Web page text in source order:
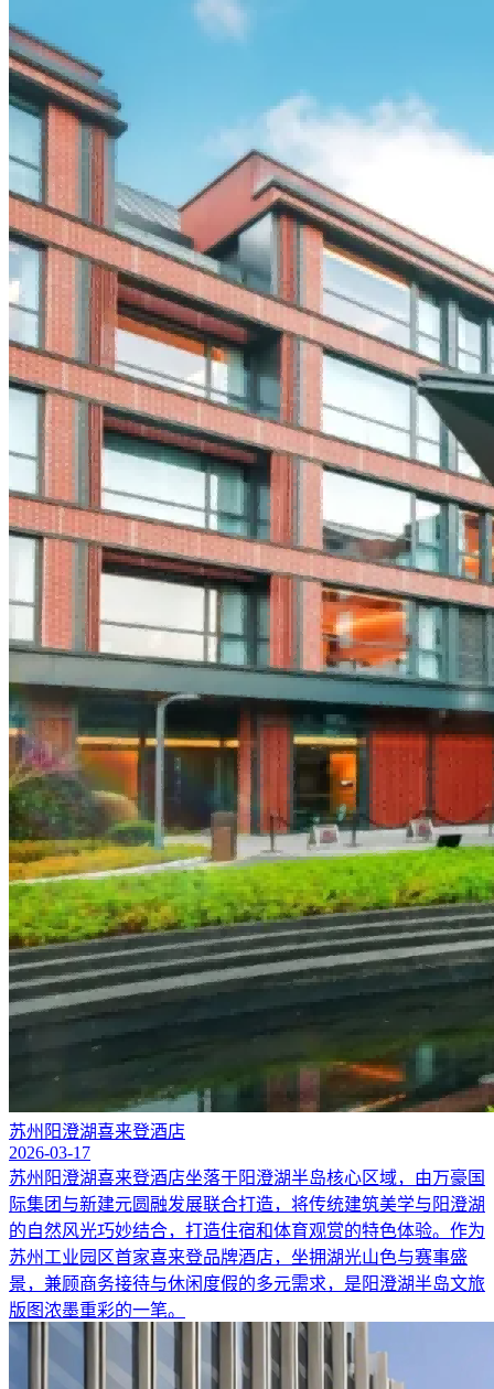
苏州阳澄湖喜来登酒店
2026-03-17
苏州阳澄湖喜来登酒店坐落于阳澄湖半岛核心区域，由万豪国
际集团与新建元圆融发展联合打造，将传统建筑美学与阳澄湖
的自然风光巧妙结合，打造住宿和体育观赏的特色体验。作为
苏州工业园区首家喜来登品牌酒店，坐拥湖光山色与赛事盛
景，兼顾商务接待与休闲度假的多元需求，是阳澄湖半岛文旅
版图浓墨重彩的⼀笔。